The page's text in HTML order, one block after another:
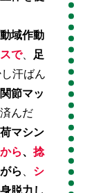
域作動
で、 足
汗ばん
節マッ
んだ
マシン
ら、 捻
ら 、 シ